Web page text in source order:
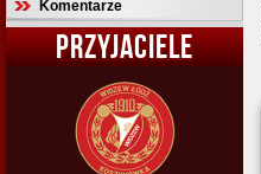
Komentarze
PRZYJACIELE